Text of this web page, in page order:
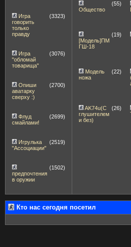
Игра
говорить
только
правду
(3323)
Игра
"обломай
товарища"
(3076)
Опиши
аватарку
сверху :)
(2700)
Флуд
смайлами!
(2699)
Игрулька
"Ассоциации"
(2519)
предпочтения
в оружии
(1502)
Общество
(55)
[Модель]ПМ
ГШ-18
(19)
Модель
ножа
(22)
AK74u(С
глушителем
и без)
(26)
Кто нас сегодня посетил